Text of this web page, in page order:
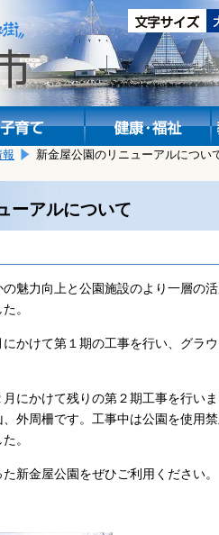
新金屋公園のリニューアルについ
ーアルについて
魅力向上と公園施設のより一層の
。
かけて第１期の工事を行い、グラ
にかけて残りの第２期工事を行い
外周柵です。工事中は公園を使用
。
新金屋公園をぜひご利用ください